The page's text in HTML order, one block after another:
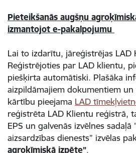
Pieteikšanās augšņu
izmantojot e-pakalpojumu
Lai to izdarītu, jāreģistrējas LAD
Reģistrējoties par LAD klientu,
piešķirta automātiski. Plašāka
aizpildāmajiem dokumentiem un
kārtību pieejama LAD
reģistrēta LAD Klientu reģistrā,
EPS un galvenās izvēlnes sadaļā
aizsardzības dienests” izvēlas
agroķīmiskā izpēte”.